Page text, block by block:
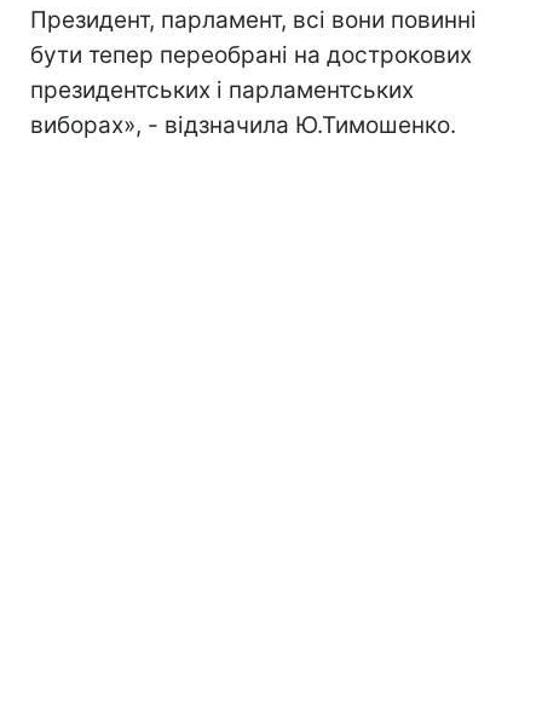
Президент, парламент, всі вони повинні
бути тепер переобрані на дострокових
президентських і парламентських
виборах», - відзначила Ю.Тимошенко.